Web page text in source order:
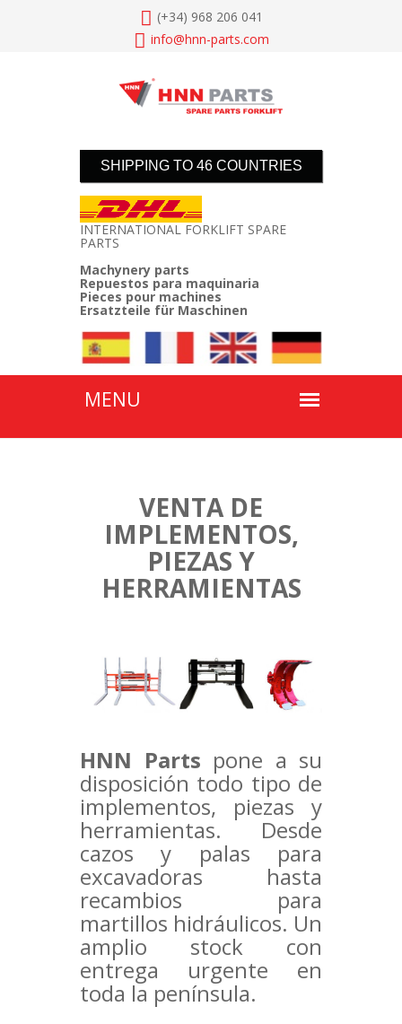
(+34) 968 206 041
info@hnn-parts.com
SHIPPING TO 46 COUNTRIES
INTERNATIONAL FORKLIFT SPARE
PARTS
Machynery parts
Repuestos para maquinaria
Pieces pour machines
Ersatzteile für Maschinen
VENTA DE
IMPLEMENTOS,
PIEZAS Y
HERRAMIENTAS
HNN Parts pone a su
disposición todo tipo de
implementos, piezas y
herramientas. Desde
cazos y palas para
excavadoras hasta
recambios para
martillos hidráulicos. Un
amplio stock con
entrega urgente en
toda la península.